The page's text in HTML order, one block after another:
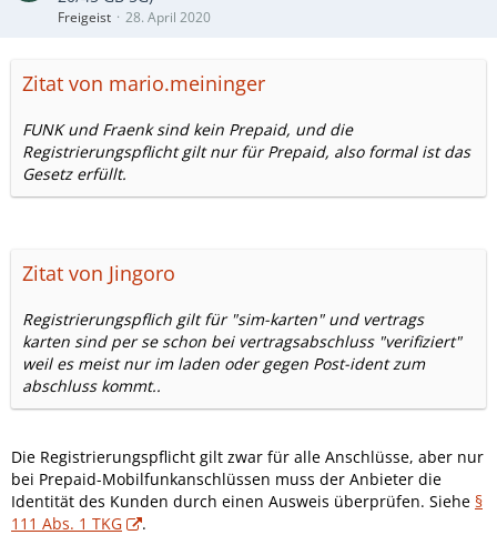
Freigeist 28. April 2020
Zitat von mario.meininger
FUNK und Fraenk sind kein Prepaid, und die
Registrierungspflicht gilt nur für Prepaid, also formal ist das
Gesetz erfüllt.
Zitat von Jingoro
Registrierungspflich gilt für "sim-karten" und vertrags
karten sind per se schon bei vertragsabschluss "verifiziert"
weil es meist nur im laden oder gegen Post-ident zum
abschluss kommt..
Die Registrierungspflicht gilt zwar für alle Anschlüsse, aber nur
bei Prepaid-Mobilfunkanschlüssen muss der Anbieter die
Identität des Kunden durch einen Ausweis überprüfen. Siehe §
111 Abs. 1 TKG
.